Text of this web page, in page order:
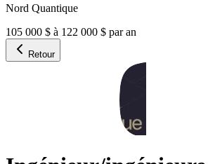
Nord Quantique
105 000 $ à 122 000 $ par an
Retour